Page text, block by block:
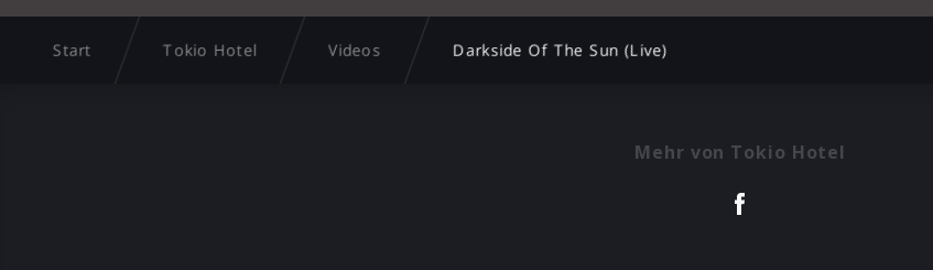
Start Tokio Hotel Videos Darkside Of The Sun (Live)
Mehr von Tokio Hotel